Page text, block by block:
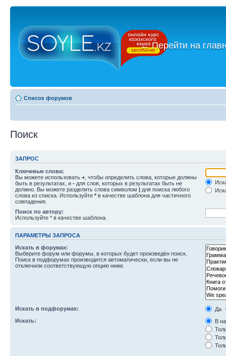
←Перейти на
Список форумов
Поиск
ЗАПРОС
Ключевые слова:
Вы можете использовать + , чтобы определить слова, которые должны
быть в результатах, и - для слов, которых в результатах быть не
должно. Вы можете разделить слова символом | для поиска любого
слова из списка. Используйте * в качестве шаблона для частичного
совпадения.
Поиск по автору:
Используйте * в качестве шаблона.
ПАРАМЕТРЫ ЗАПРОСА
Искать в форумах:
Выберите форум или форумы, в которых будет произведён поиск.
Поиск в подфорумах производится автоматически, если вы не
отключили соответствующую опцию ниже.
Искать в подфорумах:
Да
Искать:
В